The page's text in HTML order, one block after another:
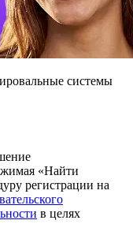
системы
«Найти
регистрации на
в целях